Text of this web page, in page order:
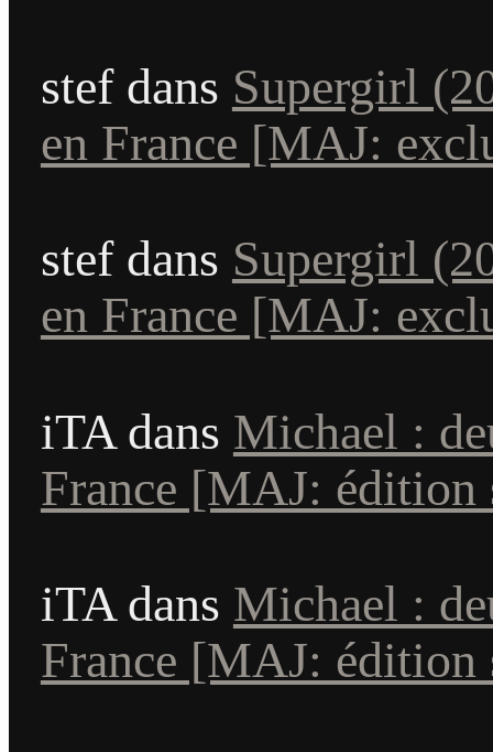
stefdans Supergirl
en France [MAJ:
stefdans Supergirl
en France [MAJ:
iTAdans Michael :
France [MAJ: édition
iTAdans Michael :
France [MAJ: édition